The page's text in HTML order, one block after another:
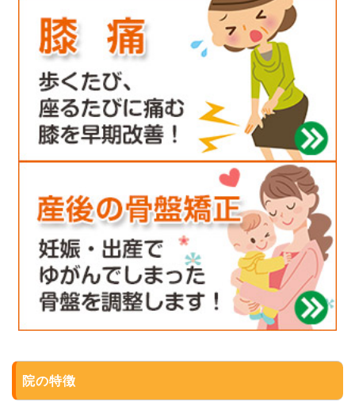
院の特徴